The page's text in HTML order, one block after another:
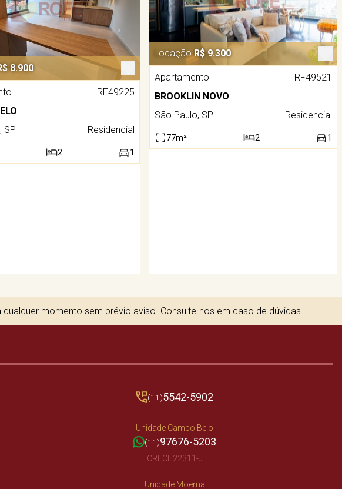
8.900
RF49225
SP
Residencial
2 1
Locação R$ 9.300
Apartamento
RF49521
BROOKLIN NOVO
São Paulo, SP
Residencial
77m² 2 1
momento sem prévio aviso. Consulte-nos em caso de dúvidas.
(11)5542-5902
Unidade Campo Belo
(11)97676-5203
CRECI: 22311-J
Unidade Moema